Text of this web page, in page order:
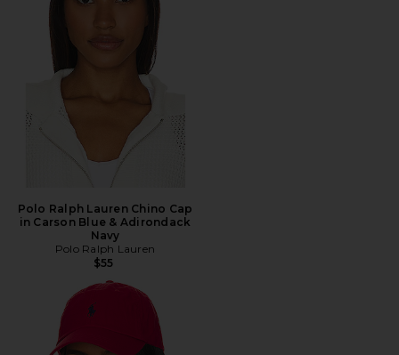
Polo Ralph Lauren Chino Cap
in Carson Blue & Adirondack
Navy
Polo Ralph Lauren
$55